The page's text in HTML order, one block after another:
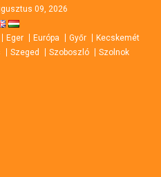
09, 2026
Eger Európa Győr
Kecskemét
Szeged Szoboszló Szolnok